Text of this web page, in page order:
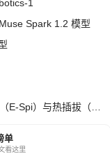
1
Spark 1.2 模型
单
看这里